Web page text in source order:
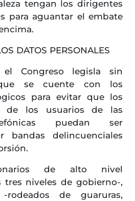
tengan los dirigentes
para aguantar el embate
DATOS PERSONALES
Congreso legisla sin
se cuente con los
para evitar que los
de los usuarios de las
puedan ser
bandas delincuenciales
de alto nivel
tres niveles de gobierno-,
rodeados de guaruras,